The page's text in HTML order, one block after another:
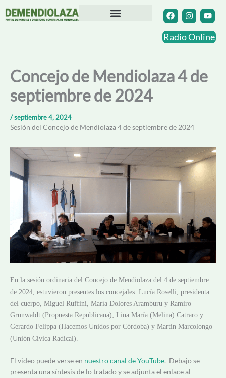
F
a
c
e
b
I
n
s
t
a
m
Y
o
u
t
u
Radio Online
Concejo de Mendiolaza 4 de
septiembre de 2024
/septiembre 4, 2024
Sesión del Concejo de Mendiolaza 4 de septiembre de 2024
En la sesión ordinaria del Concejo de Mendiolaza del 4 de septiembre
de 2024, estuvieron presentes los concejales: Lucía Roselli, presidenta
del cuerpo, Miguel Ruffini, María Dolores Aramburu y Ramiro
Grunwaldt (Propuesta Republicana); Lina María (Melina) Catraro y
Gerardo Felippa (Hacemos Unidos por Córdoba) y Martín Marcolongo
(Unión Cívica Radical).
El video puede verse en nuestro canal de YouTube. Debajo se
presenta una síntesis de lo tratado y se adjunta el enlace al